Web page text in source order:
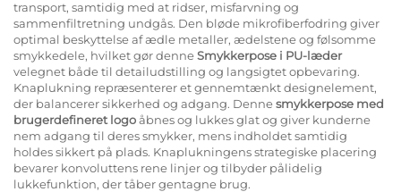
transport, samtidig med at ridser, misfarvning og
sammenfiltretning undgås. Den bløde mikrofiberfodring giver
optimal beskyttelse af ædle metaller, ædelstene og følsomme
smykkedele, hvilket gør denneSmykkerpose i PU-læder
velegnet både til detailudstilling og langsigtet opbevaring.
Knaplukning repræsenterer et gennemtænkt designelement,
der balancerer sikkerhed og adgang. Dennesmykkerpose med
brugerdefineret logoåbnes og lukkes glat og giver kunderne
nem adgang til deres smykker, mens indholdet samtidig
holdes sikkert på plads. Knaplukningens strategiske placering
bevarer konvoluttens rene linjer og tilbyder pålidelig
lukkefunktion, der tåber gentagne brug.